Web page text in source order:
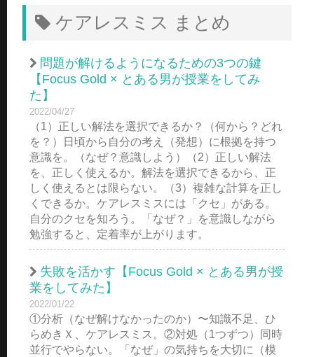
ケアレスミス まとめ
問題が解けるようになるための3つの鍵
【Focus Gold × とある男が授業をしてみ
た】
2022/04/27
（1）正しい解法を選択できるか？（何から？どれ
を？）日頃から自分の考え（発想）に根拠を持つ
意識を。（なぜ？意識しよう）（2）正しい解法
を、正しく使えるか。解法を選択できるから、正
しく使えるとは限らない。（3）複雑な計算を正し
くできるか。ケアレスミスには「クセ」がある。
自分のクセを知ろう。「なぜ？」を意識しながら
勉強すると、定着率が上がります。
失敗を活かす【Focus Gold × とある男が授
業をしてみた】
2022/01/22
①分析（なぜ解けなかったのか）〜知識不足、ひ
らめきＸ、ケアレスミス。②対処（1つずつ）同時
並行でやらない。「なぜ」の気持ちを大切に（模